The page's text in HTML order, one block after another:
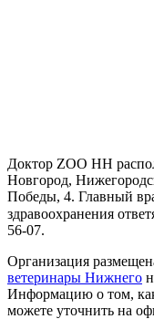
Доктор ZOO НН
Новгород,
Победы, 4. Главный
здравоохранения
56-07.
Организация
ветеринары Нижнего
Информацию о том,
можете уточнить на